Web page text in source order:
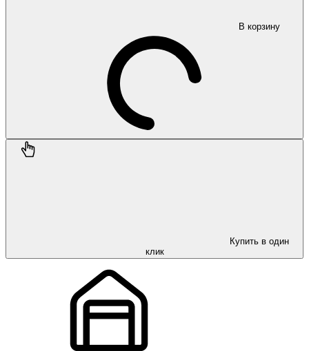
В корзину
Купить в один
клик